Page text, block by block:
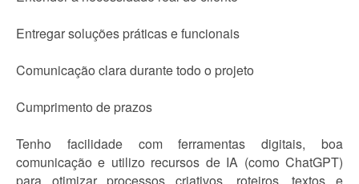
Entregar soluções práticas e funcionais
Comunicação clara durante todo o projeto
Cumprimento de prazos
Tenho facilidade com ferramentas digitais, boa
comunicação e utilizo recursos de IA (como ChatGPT)